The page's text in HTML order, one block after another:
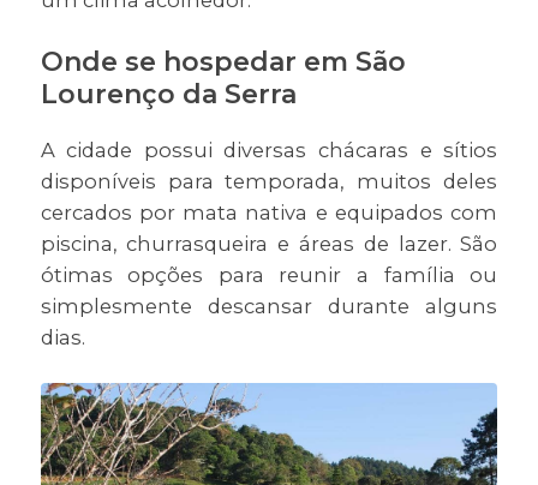
Onde se hospedar em São
Lourenço da Serra
A cidade possui diversas chácaras e sítios
disponíveis para temporada, muitos deles
cercados por mata nativa e equipados com
piscina, churrasqueira e áreas de lazer. São
ótimas opções para reunir a família ou
simplesmente descansar durante alguns
dias.